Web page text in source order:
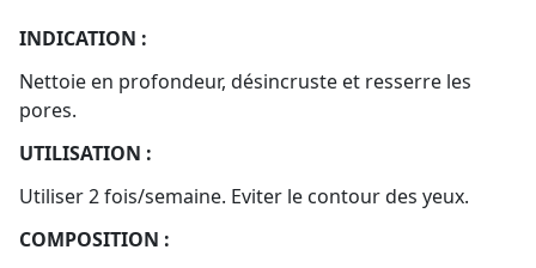
INDICATION :
Nettoie en profondeur, désincruste et resserre les
pores.
UTILISATION :
Utiliser 2 fois/semaine. Eviter le contour des yeux.
COMPOSITION :